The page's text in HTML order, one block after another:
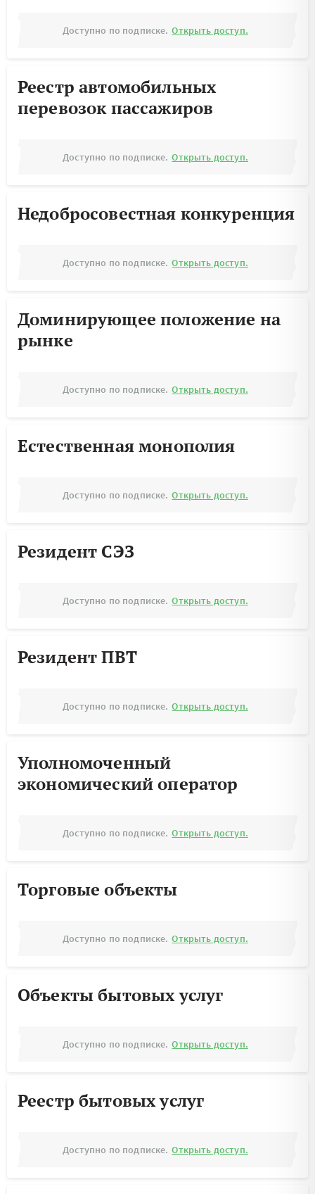
Доступно по подписке. Открыть доступ.
Реестр автомобильных
перевозок пассажиров
Доступно по подписке. Открыть доступ.
Недобросовестная конкуренция
Доступно по подписке. Открыть доступ.
Доминирующее положение на
рынке
Доступно по подписке. Открыть доступ.
Естественная монополия
Доступно по подписке. Открыть доступ.
Резидент СЭЗ
Доступно по подписке. Открыть доступ.
Резидент ПВТ
Доступно по подписке. Открыть доступ.
Уполномоченный
экономический оператор
Доступно по подписке. Открыть доступ.
Торговые объекты
Доступно по подписке. Открыть доступ.
Объекты бытовых услуг
Доступно по подписке. Открыть доступ.
Реестр бытовых услуг
Доступно по подписке. Открыть доступ.